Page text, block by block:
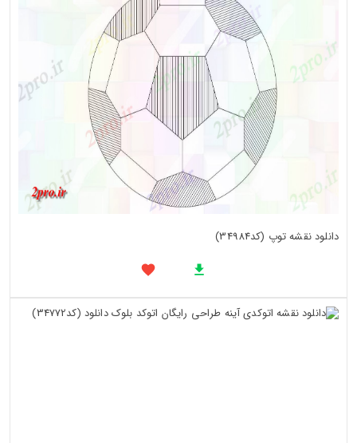
دانلود نقشه توپ (کد34984)